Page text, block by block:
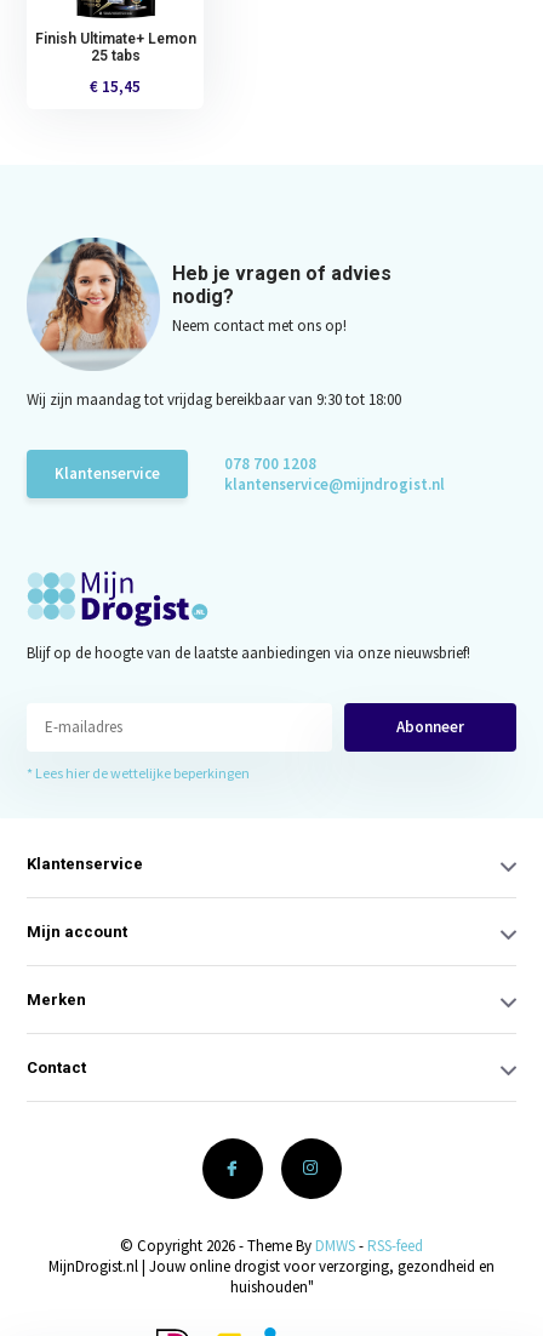
Finish Ultimate+ Lemon
25 tabs
€ 15,45
Heb je vragen of advies
nodig?
Neem contact met ons op!
Wij zijn maandag tot vrijdag bereikbaar van 9:30 tot 18:00
Klantenservice
078 700 1208
klantenservice@mijndrogist.nl
Blijf op de hoogte van de laatste aanbiedingen via onze nieuwsbrief!
Abonneer
* Lees hier de wettelijke beperkingen
Klantenservice
Mijn account
Merken
Contact
© Copyright 2026 - Theme By DMWS- RSS-feed
MijnDrogist.nl | Jouw online drogist voor verzorging, gezondheid en
huishouden"